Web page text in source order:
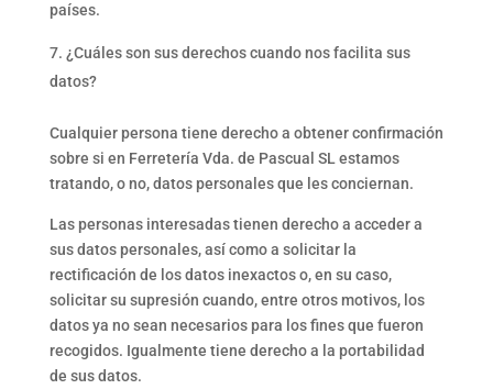
países.
¿Cuáles son sus derechos cuando nos facilita sus
datos?
Cualquier persona tiene derecho a obtener confirmación
sobre si en Ferretería Vda. de Pascual SL estamos
tratando, o no, datos personales que les conciernan.
Las personas interesadas tienen derecho a acceder a
sus datos personales, así como a solicitar la
rectificación de los datos inexactos o, en su caso,
solicitar su supresión cuando, entre otros motivos, los
datos ya no sean necesarios para los fines que fueron
recogidos. Igualmente tiene derecho a la portabilidad
de sus datos.